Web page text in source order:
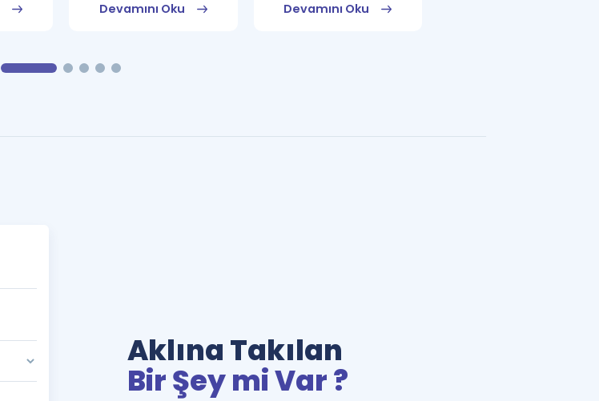
Devamını Oku
Devamını Oku
Aklına Takılan
Bir Şey mi Var ?